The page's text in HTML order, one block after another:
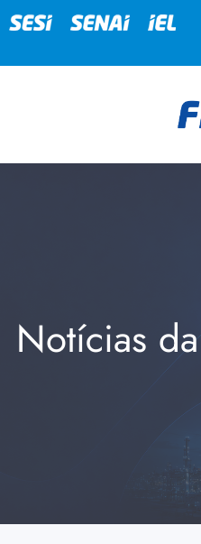
Notícias